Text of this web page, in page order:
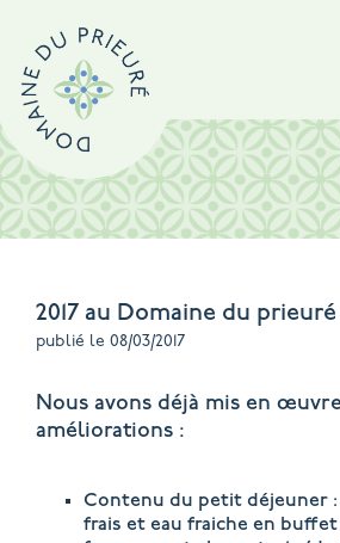
2017 au Domaine du prieuré
publié le 08/03/2017
Nous avons déjà mis en
améliorations :
Contenu du petit déjeuner
frais et eau fraiche en